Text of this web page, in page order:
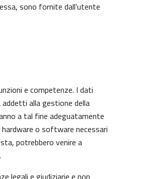
sono fornite dall'utente
e competenze. I dati
addetti alla gestione della
a tal fine adeguatamente
o software necessari
potrebbero venire a
legali e giudiziarie e non